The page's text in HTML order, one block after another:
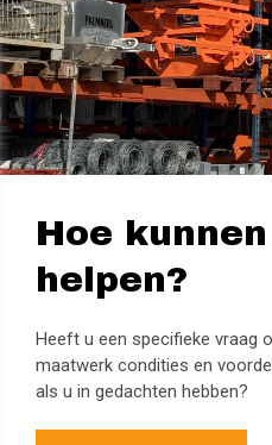
Hoe
helpen?
Heeft u een specifieke vraag
maatwerk condities en
als u in gedachten hebben?